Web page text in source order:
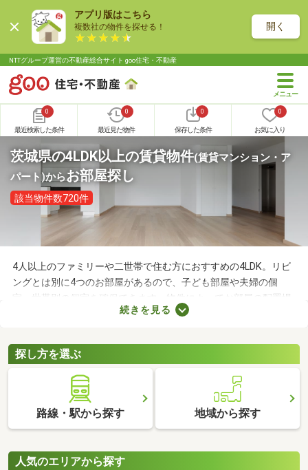
アプリ版はこちら
複数社の物件を探せる！ 開く
NTTグループ運営の不動産総合サイト goo住宅・不動産
0
最近検索した条件
0
最近見た物件
0
保存した条件
0
お気に入り
茨城県の4LDK以上の賃貸物件(賃貸マンション・ア
パート)からお部屋探し
該当物件数720件
4人以上のファミリーや二世帯で住む方におすすめの4LDK。リビ
ングとは別に4つのお部屋があるので、子ども部屋や夫婦の個
室、世帯別の個室を確保できます。物件によってお部屋の配置場
所が異なるので、内見前に間取りをチェックすることがおすすめ
します。
続きを見る
探し方を選ぶ
路線・駅から探す 地域から探す
人気のエリアから探す